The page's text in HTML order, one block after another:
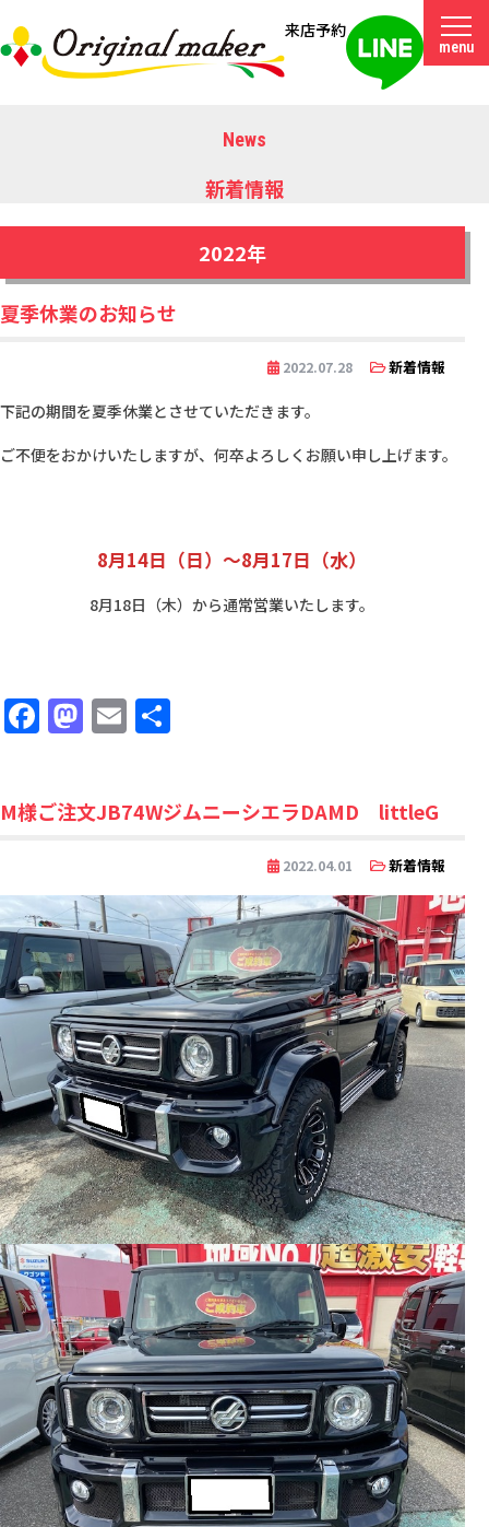
来店予約
menu
新着情報
News
2022年
夏季休業のお知らせ
2022.07.28 新着情報
下記の期間を夏季休業とさせていただきます。
ご不便をおかけいたしますが、何卒よろしくお願い申し上げます。
8月14日（日）～8月17日（水）
8月18日（木）から通常営業いたします。
Facebook
Mastodon
Email
M様ご注文JB74WジムニーシエラDAMD littleG
2022.04.01 新着情報